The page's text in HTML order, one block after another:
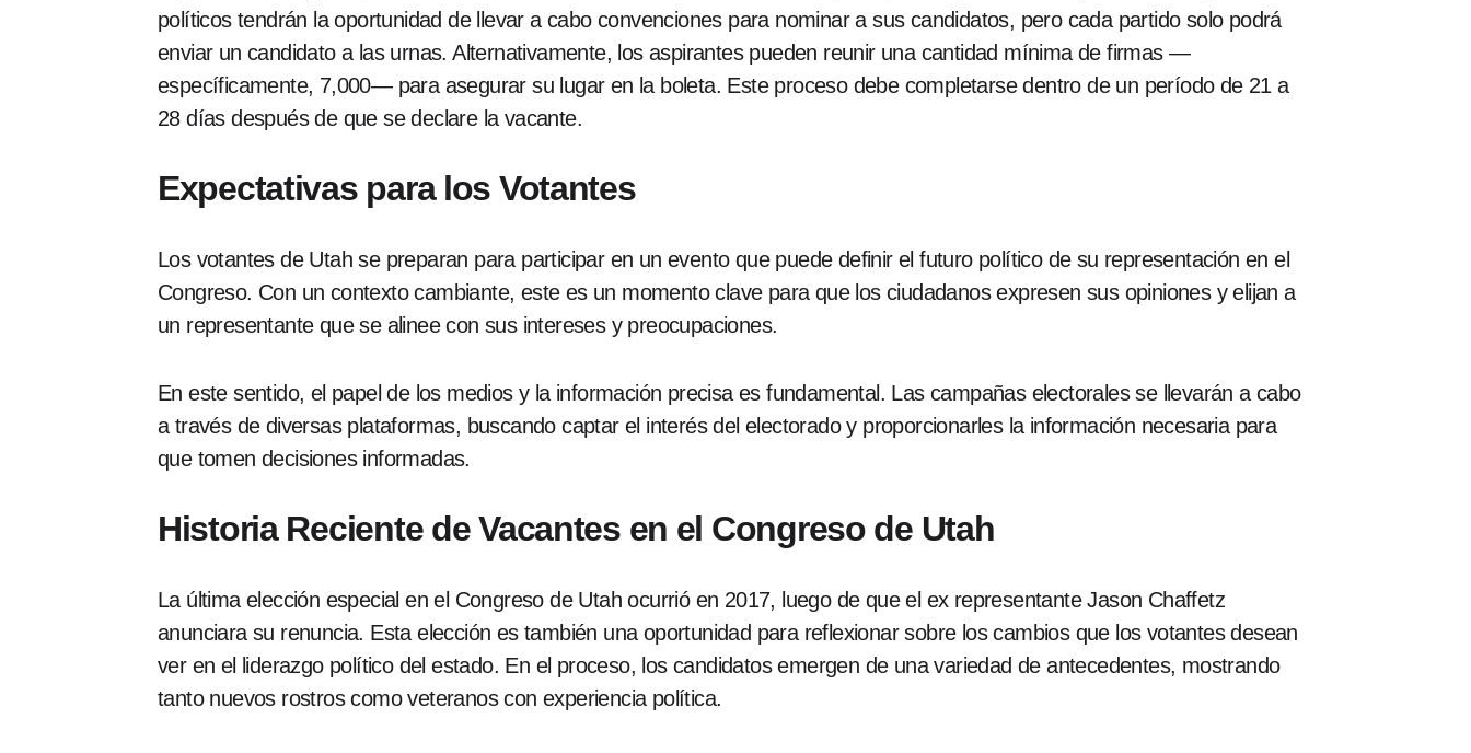
políticos tendrán la oportunidad de llevar a cabo convenciones para nominar a sus candidatos, pero cada partido solo podrá
enviar un candidato a las urnas. Alternativamente, los aspirantes pueden reunir una cantidad mínima de firmas —
específicamente, 7,000— para asegurar su lugar en la boleta. Este proceso debe completarse dentro de un período de 21 a
28 días después de que se declare la vacante.
Expectativas para los Votantes
Los votantes de Utah se preparan para participar en un evento que puede definir el futuro político de su representación en el
Congreso. Con un contexto cambiante, este es un momento clave para que los ciudadanos expresen sus opiniones y elijan a
un representante que se alinee con sus intereses y preocupaciones.
En este sentido, el papel de los medios y la información precisa es fundamental. Las campañas electorales se llevarán a cabo
a través de diversas plataformas, buscando captar el interés del electorado y proporcionarles la información necesaria para
que tomen decisiones informadas.
Historia Reciente de Vacantes en el Congreso de Utah
La última elección especial en el Congreso de Utah ocurrió en 2017, luego de que el ex representante Jason Chaffetz
anunciara su renuncia. Esta elección es también una oportunidad para reflexionar sobre los cambios que los votantes desean
ver en el liderazgo político del estado. En el proceso, los candidatos emergen de una variedad de antecedentes, mostrando
tanto nuevos rostros como veteranos con experiencia política.